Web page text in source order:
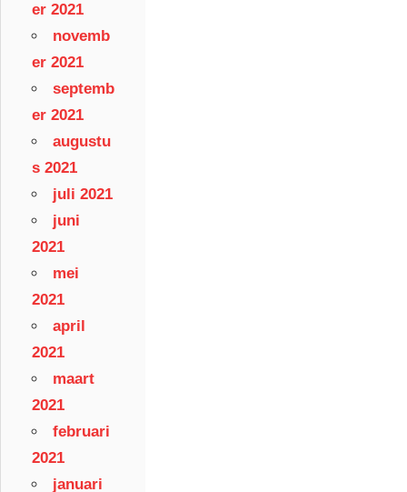
er 2021
novemb
er 2021
septemb
er 2021
augustu
s 2021
juli 2021
juni
2021
mei
2021
april
2021
maart
2021
februari
2021
januari